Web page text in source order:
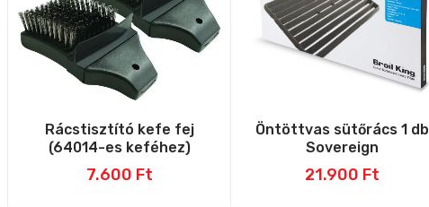
Rácstisztító kefe fej
(64014-es keféhez)
7.600 Ft
Öntöttvas sütőrács 1 db
Sovereign
21.900 Ft